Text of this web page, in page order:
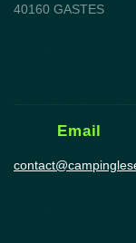
40160 GASTES
Email